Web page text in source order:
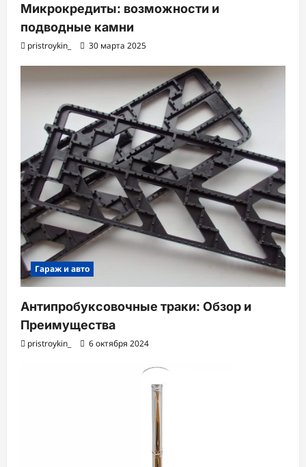
Микрокредиты: возможности и
подводные камни
pristroykin_ 30 марта 2025
Гараж и авто
Антипробуксовочные траки: Обзор и
Преимущества
pristroykin_ 6 октября 2024